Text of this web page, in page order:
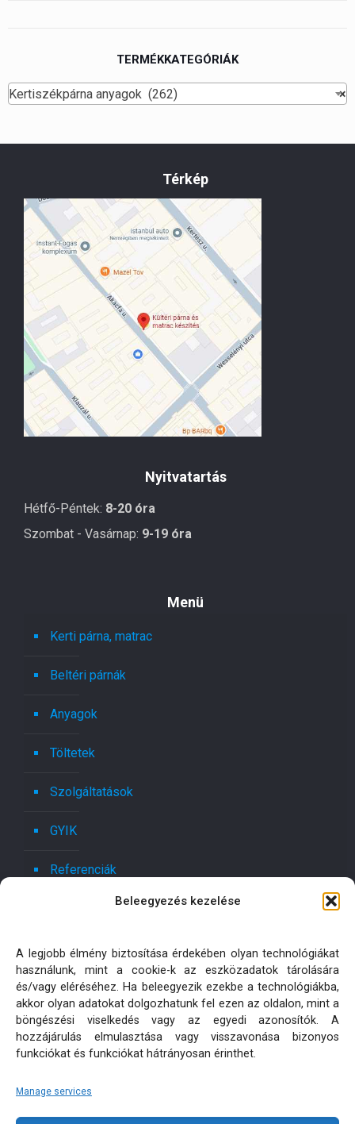
Beleegyezés kezelése
A legjobb élmény biztosítása érdekében olyan technológiákat
használunk, mint a cookie-k az eszközadatok tárolására
és/vagy eléréséhez. Ha beleegyezik ezekbe a technológiákba,
akkor olyan adatokat dolgozhatunk fel ezen az oldalon, mint a
böngészési viselkedés vagy az egyedi azonosítók. A
hozzájárulás elmulasztása vagy visszavonása bizonyos
funkciókat és funkciókat hátrányosan érinthet.
Manage services
TERMÉKKATEGÓRIÁK
×
Kertiszékpárna anyagok (262)
Térkép
Nyitvatartás
Hétfő-Péntek: 8-20 óra
Szombat - Vasárnap: 9-19 óra
Menü
Kerti párna, matrac
Beltéri párnák
Anyagok
Töltetek
Szolgáltatások
GYIK
Referenciák
Ajánlatot kérek!
Oldaltérkép
Adatkezelési tájékoztatók